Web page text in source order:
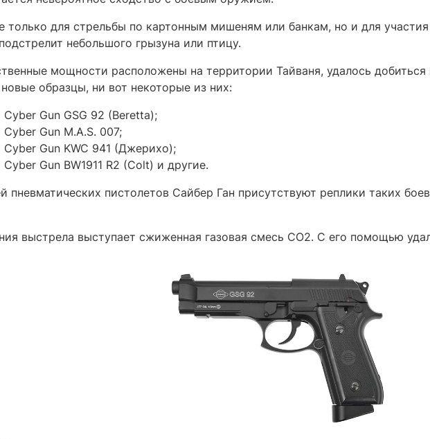
только для стрельбы по картонным мишеням или банкам, но и для
небольшого грызуна или птицу.
мощности расположены на территории Тайваня, удалось
образцы, ни вот некоторые из них:
Gun GSG 92 (Beretta);
Gun M.A.S. 007;
Gun KWC 941 (Джерихо);
Gun BW1911 R2 (Colt) и другие.
пневматических пистолетов Сайбер Ган присутствуют реплики таких
выстрела выступает сжиженная газовая смесь CO2. С его помощью